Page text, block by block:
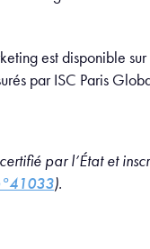
est disponible sur
par ISC Paris
par l’État et
).